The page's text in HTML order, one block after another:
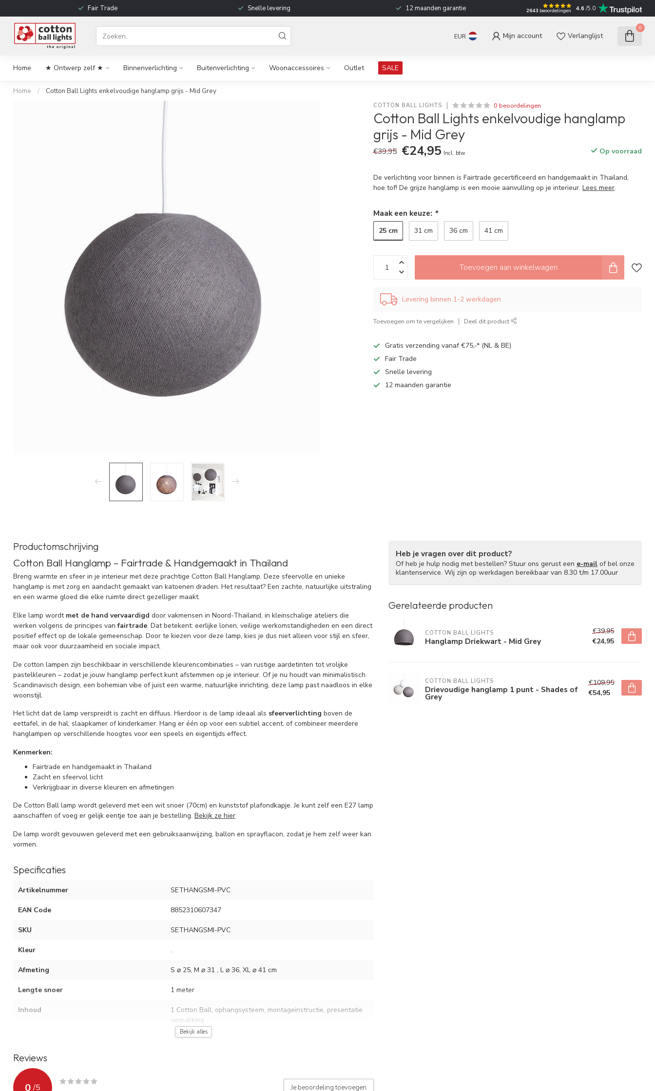
Fair Trade Snelle levering 12 maanden garantie 2643 beoordelingen 4.6 /5.0
EUR Mijn account Verlanglijst
0
Home ★ Ontwerp zelf ★ Binnenverlichting Buitenverlichting Woonaccessoires Outlet SALE
Home / Cotton Ball Lights enkelvoudige hanglamp grijs - Mid Grey
COTTON BALL LIGHTS 0 beoordelingen
Cotton Ball Lights enkelvoudige hanglamp
grijs - Mid Grey
€39,95 €24,95 Incl. btw Op voorraad
De verlichting voor binnen is Fairtrade gecertificeerd en handgemaakt in Thailand,
hoe tof! De grijze hanglamp is een mooie aanvulling op je interieur.Lees meer.
Maak een keuze: *
25 cm 31 cm 36 cm 41 cm
Toevoegen aan winkelwagen
Levering binnen 1-2 werkdagen
Toevoegen om te vergelijken Deel dit product
Gratis verzending vanaf €75,-* (NL & BE)
Fair Trade
Snelle levering
12 maanden garantie
Productomschrijving
Cotton Ball Hanglamp – Fairtrade & Handgemaakt in Thailand
Breng warmte en sfeer in je interieur met deze prachtige Cotton Ball Hanglamp. Deze sfeervolle en unieke
hanglamp is met zorg en aandacht gemaakt van katoenen draden. Het resultaat? Een zachte, natuurlijke uitstraling
en een warme gloed die elke ruimte direct gezelliger maakt.
Elke lamp wordt met de hand vervaardigd door vakmensen in Noord-Thailand, in kleinschalige ateliers die
werken volgens de principes vanfairtrade. Dat betekent: eerlijke lonen, veilige werkomstandigheden en een direct
positief effect op de lokale gemeenschap. Door te kiezen voor deze lamp, kies je dus niet alleen voor stijl en sfeer,
maar ook voor duurzaamheid en sociale impact.
De cotton lampen zijn beschikbaar in verschillende kleurencombinaties – van rustige aardetinten tot vrolijke
pastelkleuren – zodat je jouw hanglamp perfect kunt afstemmen op je interieur. Of je nu houdt van minimalistisch
Scandinavisch design, een bohemian vibe of juist een warme, natuurlijke inrichting, deze lamp past naadloos in elke
woonstijl.
Het licht dat de lamp verspreidt is zacht en diffuus. Hierdoor is de lamp ideaal als sfeerverlichting boven de
eettafel, in de hal, slaapkamer of kinderkamer. Hang er één op voor een subtiel accent, of combineer meerdere
hanglampen op verschillende hoogtes voor een speels en eigentijds effect.
Kenmerken:
Fairtrade en handgemaakt in Thailand
Zacht en sfeervol licht
Verkrijgbaar in diverse kleuren en afmetingen
De Cotton Ball lamp wordt geleverd met een wit snoer (70cm) en kunststof plafondkapje. Je kunt zelf een E27 lamp
aanschaffen of voeg er gelijk eentje toe aan je bestelling. Bekijk ze hier
De lamp wordt gevouwen geleverd met een gebruiksaanwijzing, ballon en sprayflacon, zodat je hem zelf weer kan
vormen.
Specificaties
Artikelnummer SETHANGSMI-PVC
EAN Code 8852310607347
SKU SETHANGSMI-PVC
Kleur .
Afmeting S ⌀ 25, M ⌀ 31 , L ⌀ 36, XL ⌀ 41 cm
Lengte snoer 1 meter
Inhoud
1 Cotton Ball, ophangsysteem, montageinstructie, presentatie
verpakking
Edison lamp
Voor binnen en/of buiten
Materiaal
Bekijk alles
Reviews
0 /5 Je beoordeling toevoegen
Heb je vragen over dit product?
Of heb je hulp nodig met bestellen? Stuur ons gerust een e-mail of bel onze
klantenservice. Wij zijn op werkdagen bereikbaar van 8.30 t/m 17.00uur
Gerelateerde producten
COTTON BALL LIGHTS
Hanglamp Driekwart - Mid Grey
€39,95
€24,95
COTTON BALL LIGHTS
Drievoudige hanglamp 1 punt - Shades of
Grey
€109,95
€54,95